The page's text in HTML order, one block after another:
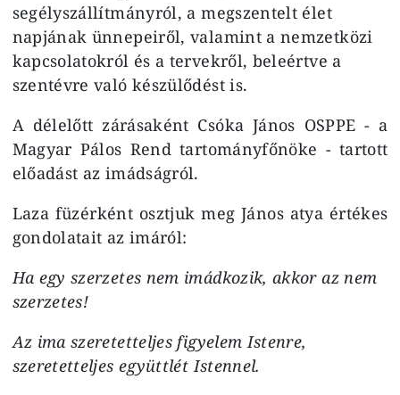
segélyszállítmányról, a megszentelt élet
napjának ünnepeiről, valamint a nemzetközi
kapcsolatokról és a tervekről, beleértve a
szentévre való készülődést is.
A délelőtt zárásaként Csóka János OSPPE - a
Magyar Pálos Rend tartományfőnöke - tartott
előadást az imádságról.
Laza füzérként osztjuk meg János atya értékes
gondolatait az imáról:
Ha egy szerzetes nem imádkozik, akkor az nem
szerzetes!
Az ima szeretetteljes figyelem Istenre,
szeretetteljes együttlét Istennel.